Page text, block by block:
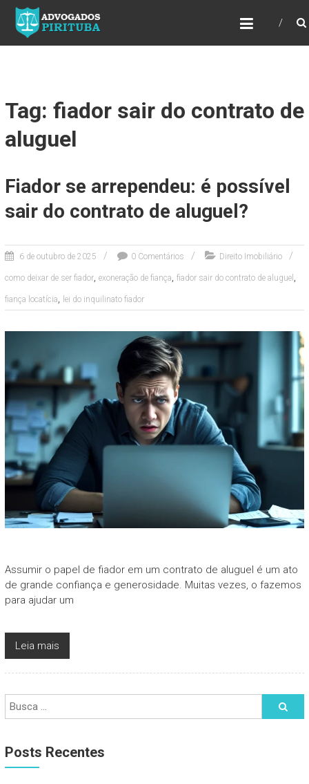
ADVOGADOS PIRITUBA
Precisando de advogado? Entre em contato!
Fazemos toda a assessoria que você
Tag: fiador sair do contrato de
aluguel
Fiador se arrependeu: é possível
sair do contrato de aluguel?
6 de outubro de 2025 0 Comentários Direito Imobiliário
como deixar de ser fiador, exoneração de fiança, fiador sair do contrato de aluguel ,
fiança locatícia, lei do inquilinato fiador
Assumir o papel de fiador em um contrato de aluguel é um ato
de grande confiança e generosidade. Muitas vezes, o fazemos
para ajudar um
Leia mais
Posts Recentes